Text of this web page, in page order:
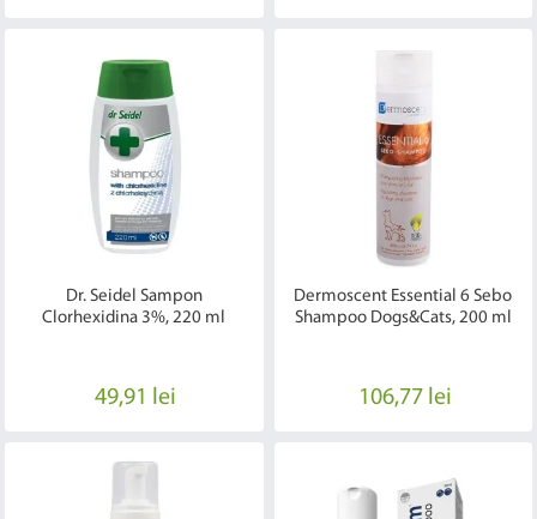
Dr. Seidel Sampon
Clorhexidina 3%, 220 ml
49,91 lei
Dermoscent Essential 6 Sebo
Shampoo Dogs&Cats, 200 ml
106,77 lei